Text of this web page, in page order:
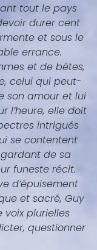
tout le pays
durer cent
et sous le
errance.
et de bêtes,
celui qui peut-
son amour et lui
l’heure, elle doit
intrigués
se contentent
de sa
funeste récit.
d’épuisement
et sacré, Guy
plurielles
questionner